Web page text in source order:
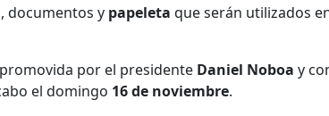
documentos y papeleta que serán utilizados
por el presidente Daniel Noboa y
el domingo 16 de noviembre.